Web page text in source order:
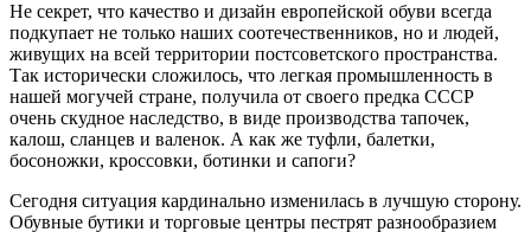
Не секрет, что качество и дизайн европейской обуви всегда
подкупает не только наших соотечественников, но и людей,
живущих на всей территории постсоветского пространства.
Так исторически сложилось, что легкая промышленность в
нашей могучей стране, получила от своего предка СССР
очень скудное наследство, в виде производства тапочек,
калош, сланцев и валенок. А как же туфли, балетки,
босоножки, кроссовки, ботинки и сапоги?
Сегодня ситуация кардинально изменилась в лучшую сторону.
Обувные бутики и торговые центры пестрят разнообразием